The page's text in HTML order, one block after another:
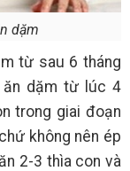
dặm
từ sau 6 tháng
dặm từ lúc 4
trong giai đoạn
không nên ép
2-3 thìa con và